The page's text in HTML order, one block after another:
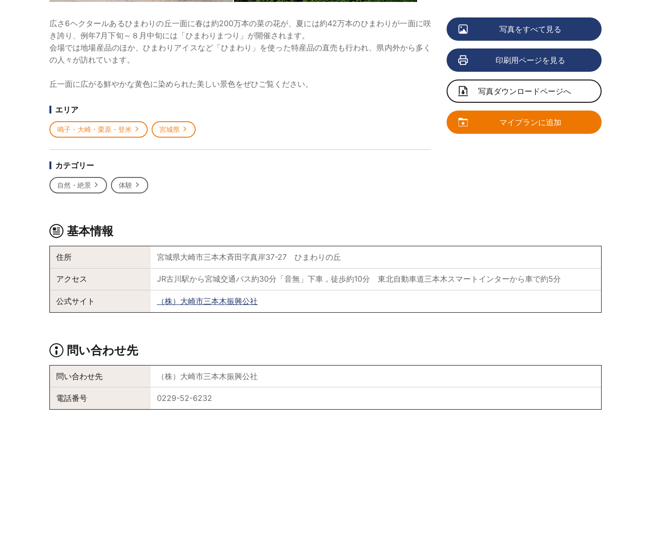
広さ6ヘクタールあるひまわりの丘一面に春は約200万本の菜の花が、夏には約42万本のひまわりが一面に咲
き誇り、例年7月下旬～８月中旬には「ひまわりまつり」が開催されます。
会場では地場産品のほか、ひまわりアイスなど「ひまわり」を使った特産品の直売も行われ、県内外から多く
の人々が訪れています。
丘一面に広がる鮮やかな黄色に染められた美しい景色をぜひご覧ください。
エリア
鳴子・大崎・栗原・登米 宮城県
カテゴリー
自然・絶景 体験
写真をすべて見る
印刷用ページを見る
写真ダウンロードページへ
マイプランに追加
基本情報
住所 宮城県大崎市三本木斉田字真岸37-27 ひまわりの丘
アクセス JR古川駅から宮城交通バス約30分「音無」下車，徒歩約10分 東北自動車道三本木スマートインターから車で約5分
公式サイト （株）大崎市三本木振興公社
問い合わせ先
問い合わせ先 （株）大崎市三本木振興公社
電話番号 0229-52-6232